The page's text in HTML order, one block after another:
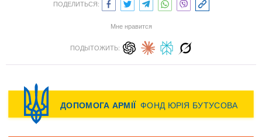
ПОДЕЛИТЬСЯ:
Мне нравится
ПОДЫТОЖИТЬ: